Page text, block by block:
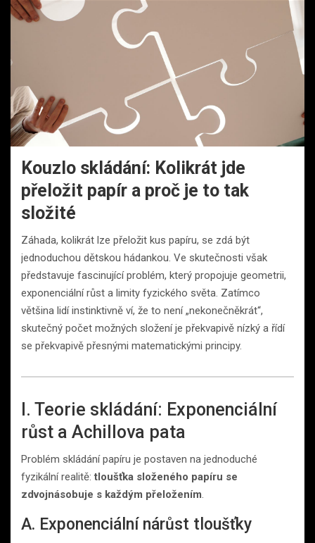
Kouzlo skládání: Kolikrát jde
přeložit papír a proč je to tak
složité
Záhada, kolikrát lze přeložit kus papíru, se zdá být
jednoduchou dětskou hádankou. Ve skutečnosti však
představuje fascinující problém, který propojuje geometrii,
exponenciální růst a limity fyzického světa. Zatímco
většina lidí instinktivně ví, že to není „nekonečněkrát“,
skutečný počet možných složení je překvapivě nízký a řídí
se překvapivě přesnými matematickými principy.
I. Teorie skládání: Exponenciální
růst a Achillova pata
Problém skládání papíru je postaven na jednoduché
fyzikální realitě:tloušťka složeného papíru se
zdvojnásobuje s každým přeložením.
A. Exponenciální nárůst tloušťky